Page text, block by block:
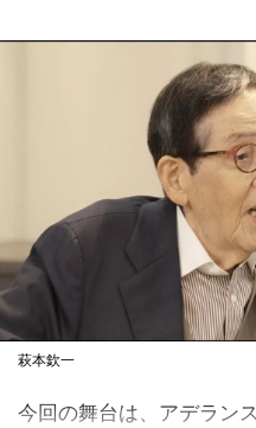
萩本欽一
今回の舞台は、アデラン